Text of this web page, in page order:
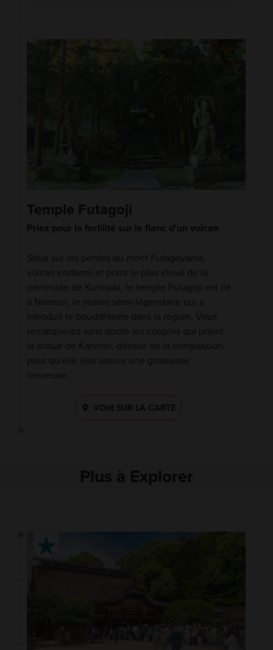
Temple Futagoji
Priez pour la fertilité sur le flanc d'un volcan
Situé sur les pentes du mont Futagoyama,
volcan endormi et point le plus élevé de la
péninsule de Kunisaki, le temple Futagoji est lié
à Ninmon, le moine semi-légendaire qui a
introduit le bouddhisme dans la région. Vous
remarquerez sans doute les couples qui prient
la statue de Kannon, déesse de la compassion,
pour qu'elle leur assure une grossesse
heureuse.
VOIR SUR LA CARTE
Plus à Explorer